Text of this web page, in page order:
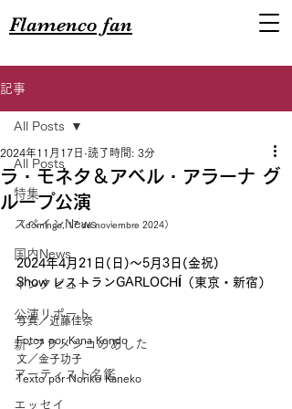
Flamenco fan
記事
All Posts
特集
スペインNews
国内News
インタビュー
公演リポート
新･フラメンコのあした
アーティスト名鑑
エッセイ
All Posts
ラ・モネタ＆アベル・アラーナ グ
ループ公演
2024年11月17日 読了時間: 3分
（domingo, 17 de noviembre 2024）
2024年4月21日(日)～5月3日(金祝)
Show レストランGARLOCHÍ（東京・新宿）
写真／近藤佳奈
Fotos por Kana Kondo
文／金子功子
Texto por Noriko Kaneko